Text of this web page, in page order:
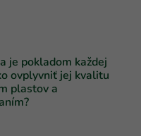
je pokladom každej
ovplyvniť jej kvalitu
plastov a